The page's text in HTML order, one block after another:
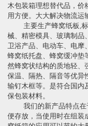
木包装箱理想替代品，价
用方便。大大解决物流运
主要生产蜂窝纸板,
械、精密模具、玻璃制品
卫浴产品、电动车、电摩
蜂窝纸托盘、蜂窝缓冲垫
然蜂窝状结构的质地轻、
保温、隔热、隔音等优异
输钉木框等。是符合国内
保包装材料。
我们的新产品特点
便存放，当使用时在组装